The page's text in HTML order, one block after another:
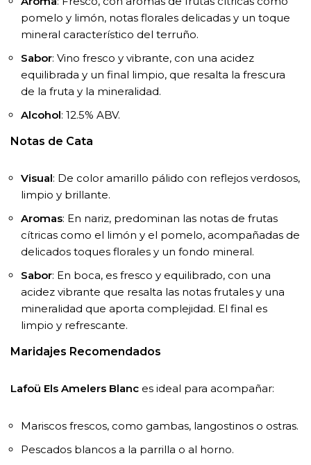
pomelo y limón, notas florales delicadas y un toque
mineral característico del terruño.
Sabor: Vino fresco y vibrante, con una acidez
equilibrada y un final limpio, que resalta la frescura
de la fruta y la mineralidad.
Alcohol: 12.5% ABV.
Notas de Cata
Visual: De color amarillo pálido con reflejos verdosos,
limpio y brillante.
Aromas: En nariz, predominan las notas de frutas
cítricas como el limón y el pomelo, acompañadas de
delicados toques florales y un fondo mineral.
Sabor: En boca, es fresco y equilibrado, con una
acidez vibrante que resalta las notas frutales y una
mineralidad que aporta complejidad. El final es
limpio y refrescante.
Maridajes Recomendados
Lafoü Els Amelers Blanc es ideal para acompañar:
Mariscos frescos, como gambas, langostinos o ostras.
Pescados blancos a la parrilla o al horno.